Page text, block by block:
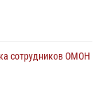
сотрудников ОМОН